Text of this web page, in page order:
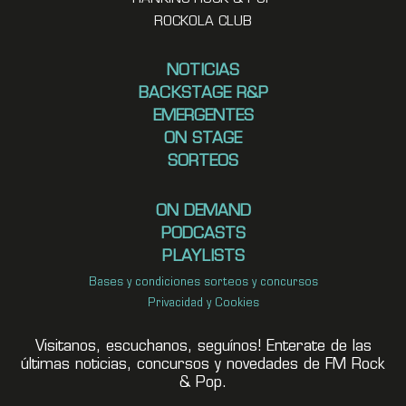
ROCKOLA CLUB
NOTICIAS
BACKSTAGE R&P
EMERGENTES
ON STAGE
SORTEOS
ON DEMAND
PODCASTS
PLAYLISTS
Bases y condiciones sorteos y concursos
Privacidad y Cookies
Visitanos, escuchanos, seguínos! Enterate de las
últimas noticias, concursos y novedades de FM Rock
& Pop.